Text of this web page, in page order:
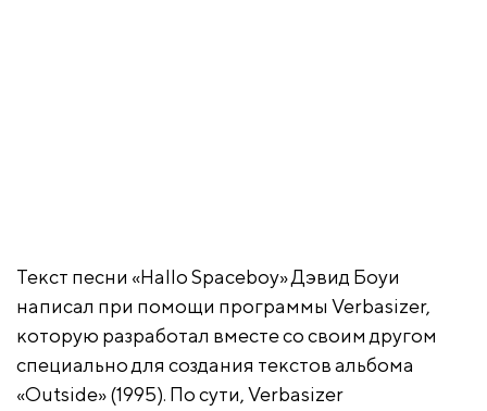
Текст песни «Hallo Spaceboy» Дэвид Боуи
написал при помощи программы Verbasizer,
которую разработал вместе со своим другом
специально для создания текстов альбома
«Outside» (1995). По сути, Verbasizer